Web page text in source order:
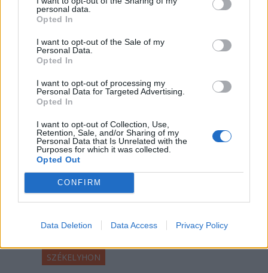
personal data.
Opted In
I want to opt-out of the Sale of my
Personal Data.
Opted In
I want to opt-out of processing my
Personal Data for Targeted Advertising.
Opted In
I want to opt-out of Collection, Use,
Retention, Sale, and/or Sharing of my
Personal Data that Is Unrelated with the
Purposes for which it was collected.
Opted Out
CONFIRM
Data Deletion Data Access Privacy Policy
nem kedveli a mediterrán éghajlatot.
Ahonnan a helyiek bármit
megadnának, ha elmehetnének a
világon bárhova.
SZÉKELYHON